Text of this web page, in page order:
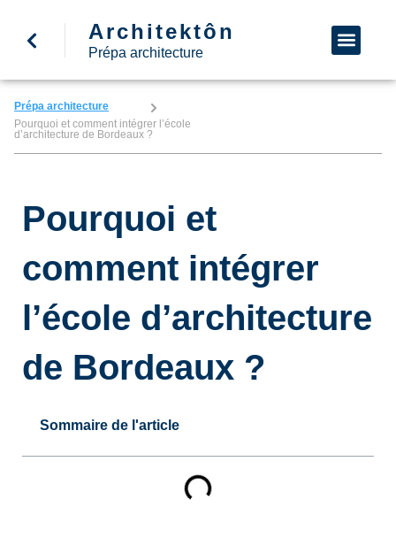
Architektôn
Prépa architecture
Prépa architecture
Pourquoi et comment intégrer l’école
d’architecture de Bordeaux ?
Pourquoi et
comment intégrer
l’école d’architecture
de Bordeaux ?
Sommaire de l'article